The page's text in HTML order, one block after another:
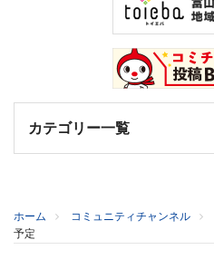
カテゴリー一覧
ホーム コミュニティチャンネル
予定